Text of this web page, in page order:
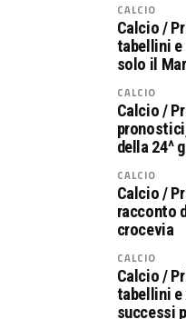
CALCIO
Calcio /
tabellini e
solo il
CALCIO
Calcio /
della 24^
CALCIO
Calcio /
racconto
crocevia
CALCIO
Calcio /
tabellini e
successi